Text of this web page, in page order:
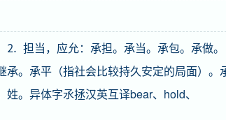
担当，应允：承担。承当。承包。承做。
。承平（指社会比较持久安定的局面）。
。异体字氶拯汉英互译bear、hold、